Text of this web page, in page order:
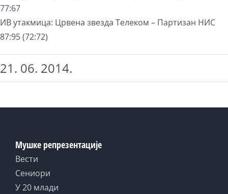
77:67
ИВ утакмица: Црвена звезда Телеком – Партизан НИС
87:95 (72:72)
21. 06. 2014.
Мушке репрезентације
Вести
Сениори
У 20 млади